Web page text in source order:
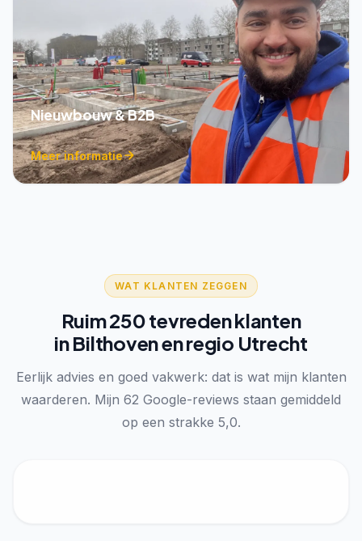
Nieuwbouw & B2B
Meer informatie
WAT KLANTEN ZEGGEN
Ruim 250 tevreden klanten
in Bilthoven en regio Utrecht
Eerlijk advies en goed vakwerk: dat is wat mijn klanten
waarderen. Mijn 62 Google-reviews staan gemiddeld
op een strakke 5,0.